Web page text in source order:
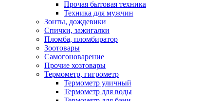
Прочая бытовая техника
Техника для мужчин
Зонты, дождевики
Спички, зажигалки
Пломба, пломбиратор
Зоотовары
Самогоноварение
Прочие хозтовары
Термометр, гигрометр
Термометр уличный
Термометр для воды